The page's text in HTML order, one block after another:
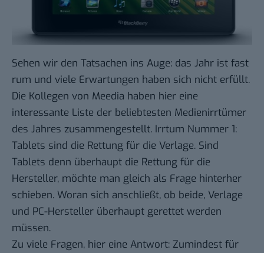
Sehen wir den Tatsachen ins Auge: das Jahr ist fast
rum und viele Erwartungen haben sich nicht erfüllt.
Die Kollegen von Meedia haben hier eine
interessante Liste der beliebtesten Medienirrtümer
des Jahres zusammengestellt. Irrtum Nummer 1:
Tablets sind die Rettung für die Verlage. Sind
Tablets denn überhaupt die Rettung für die
Hersteller, möchte man gleich als Frage hinterher
schieben. Woran sich anschließt, ob beide, Verlage
und PC-Hersteller überhaupt gerettet werden
müssen.
Zu viele Fragen, hier eine Antwort: Zumindest für